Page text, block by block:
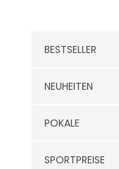
BESTSELLER
NEUHEITEN
POKALE
SPORTPREISE